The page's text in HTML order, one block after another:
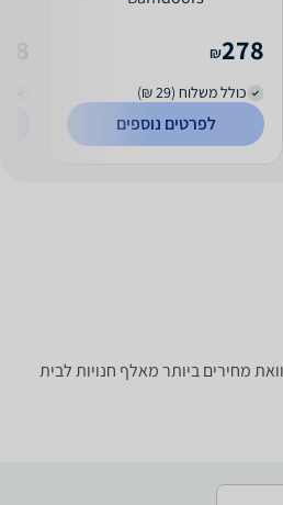
278
₪
כולל משלוח (29 ₪)
לפרטים נוספים
מחירים ביותר מאלף חנויות לבית